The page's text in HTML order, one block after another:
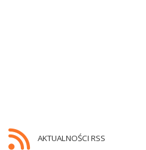
AKTUALNOŚCI RSS